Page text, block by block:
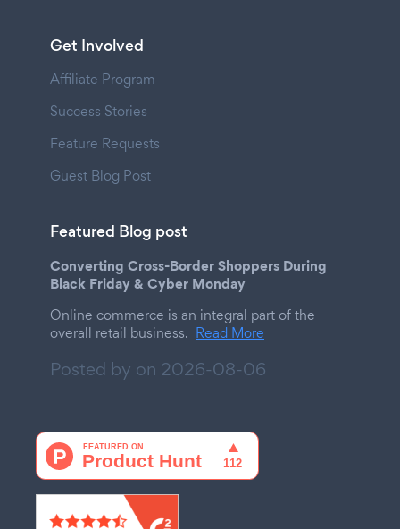
Get Involved
Affiliate Program
Success Stories
Feature Requests
Guest Blog Post
Featured Blog post
Converting Cross-Border Shoppers During
Black Friday & Cyber Monday
Online commerce is an integral part of the
overall retail business. Read More
Posted by on 2026-08-06